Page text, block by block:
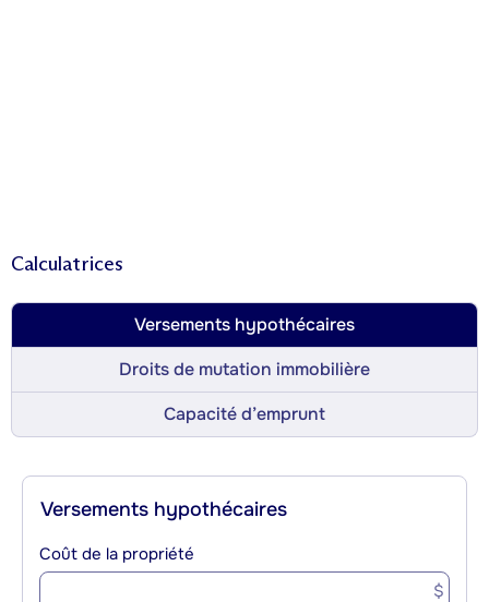
Calculatrices
Versements hypothécaires
Droits de mutation immobilière
Capacité d’emprunt
Versements hypothécaires
Coût de la propriété
$